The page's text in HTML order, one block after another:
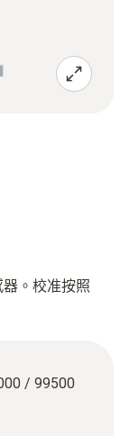
。校准按照
/ 99500